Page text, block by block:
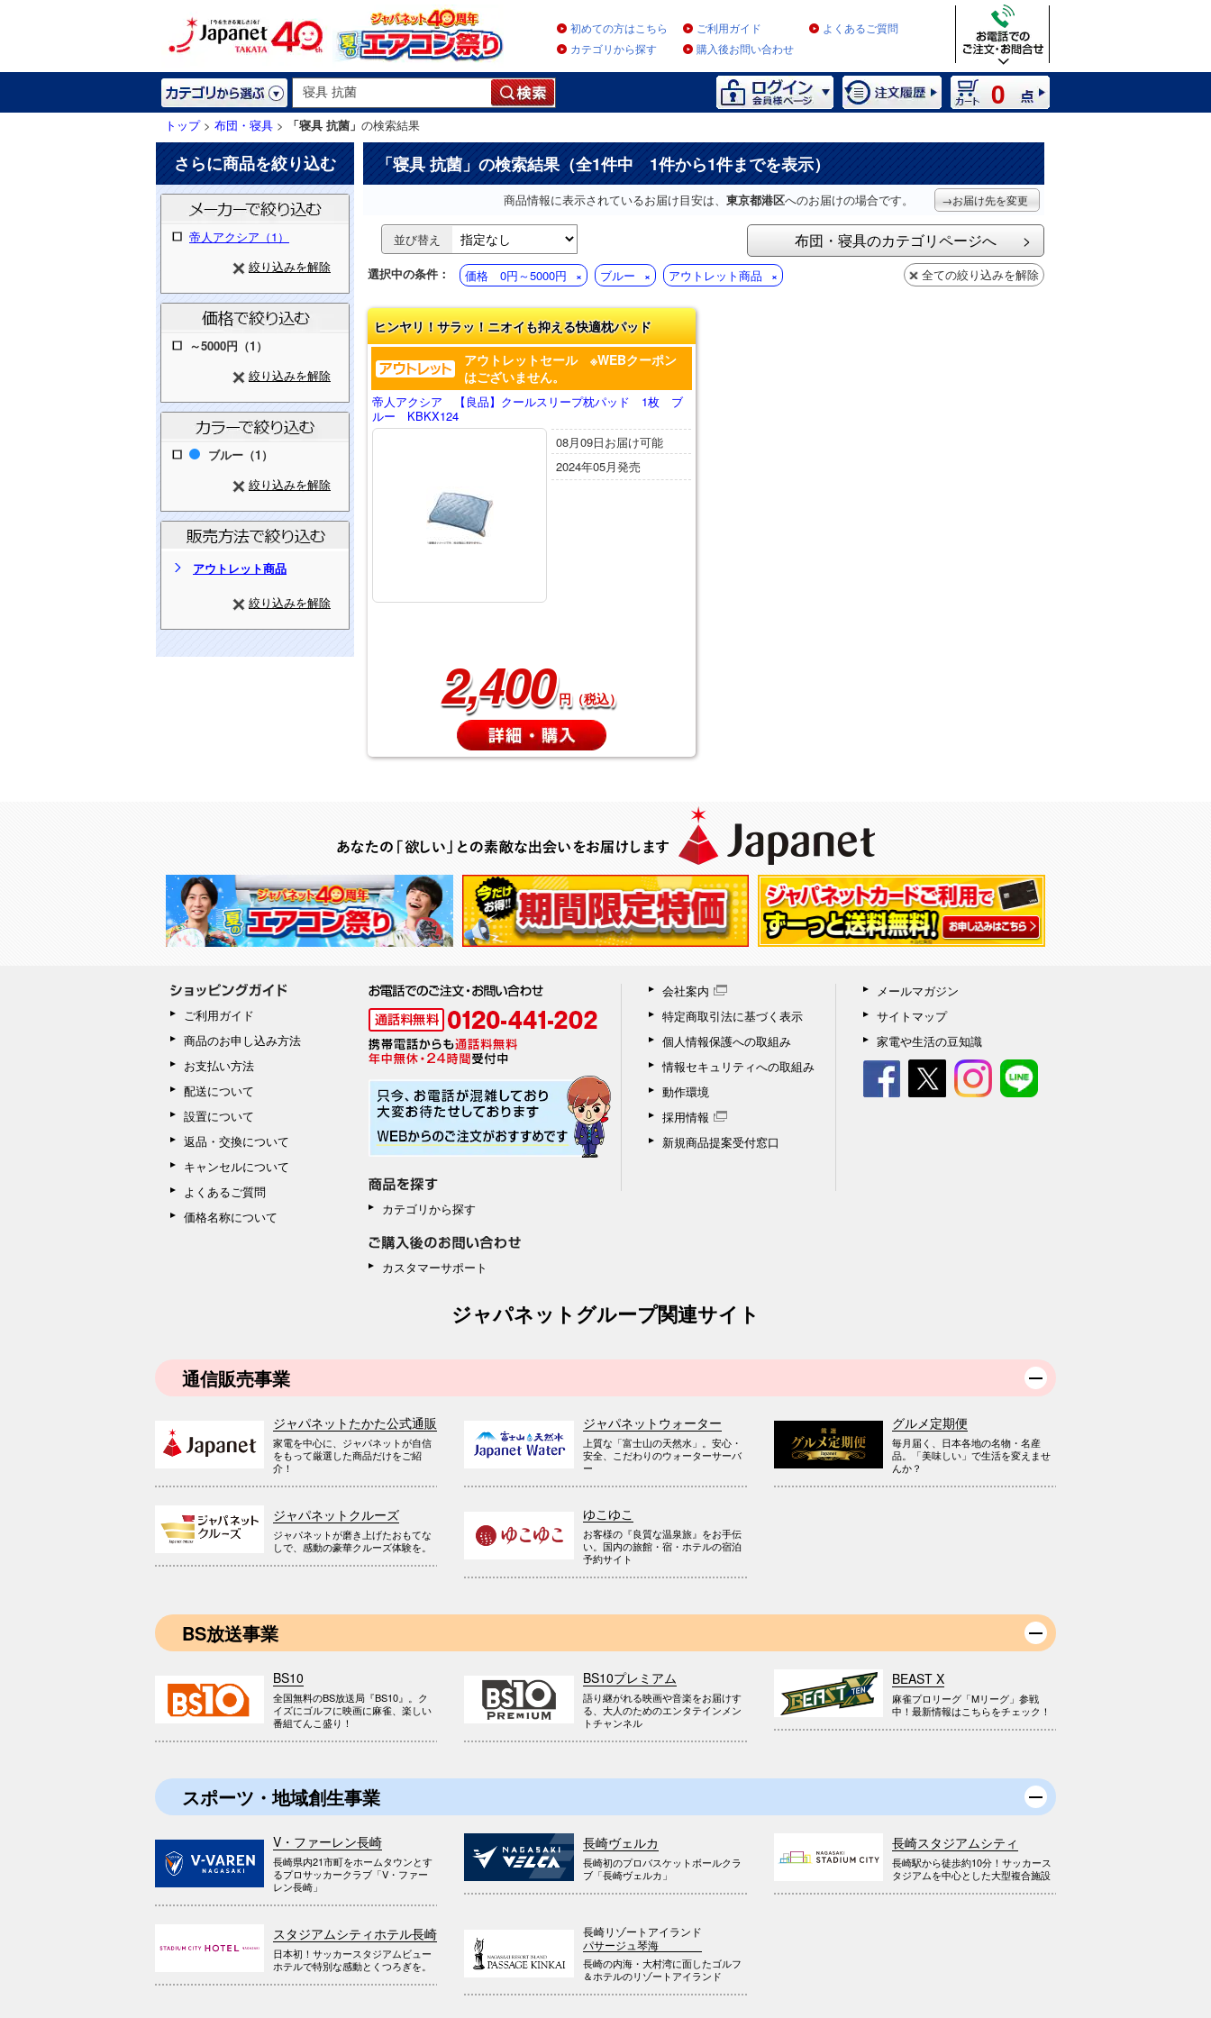
初めての方はこちら ご利用ガイド
よくあるご質問
カテゴリから探す
購入後お問い合わせ
0
トップ> 布団・寝具 > 「寝具 抗菌」 の検索結果
さらに商品を絞り込む
帝人アクシア（1）
絞り込みを解除
～5000円（1）
絞り込みを解除
ブルー（1）
絞り込みを解除
アウトレット商品
絞り込みを解除
「寝具 抗菌」の検索結果（全1件中 1件から1件までを表示）
商品情報に表示されているお届け目安は、 東京都港区へのお届けの場合です。 →お届け先を変更
並び替え 布団・寝具のカテゴリページへ
選択中の条件： 価格 0円～5000円 ブルー アウトレット商品 全ての絞り込みを解除
ヒンヤリ！サラッ！ニオイも抑える快適枕パッド
アウトレットセール ※WEBクーポン
はございません。
帝人アクシア 【良品】クールスリープ枕パッド 1枚 ブ
ルー KBKX124
08月09日お届け可能
2024年05月発売
2,400 円（税込）
ご利用ガイド
商品のお申し込み方法
お支払い方法
配送について
設置について
返品・交換について
キャンセルについて
よくあるご質問
価格名称について
カテゴリから探す
カスタマーサポート
会社案内
特定商取引法に基づく表示
個人情報保護への取組み
情報セキュリティへの取組み
動作環境
採用情報
新規商品提案受付窓口
メールマガジン
サイトマップ
家電や生活の豆知識
ジャパネットグループ関連サイト
通信販売事業
ジャパネットたかた公式通販
家電を中心に、ジャパネットが自信
をもって厳選した商品だけをご紹
介！
ジャパネットウォーター
上質な「富士山の天然水」。安心・
安全、こだわりのウォーターサーバ
ー
グルメ定期便
毎月届く、日本各地の名物・名産
品。「美味しい」で生活を変えませ
んか？
ジャパネットクルーズ
ジャパネットが磨き上げたおもてな
しで、感動の豪華クルーズ体験を。
ゆこゆこ
お客様の『良質な温泉旅』をお手伝
い。国内の旅館・宿・ホテルの宿泊
予約サイト
BS放送事業
BS10
全国無料のBS放送局『BS10』。ク
イズにゴルフに映画に麻雀、楽しい
番組てんこ盛り！
BS10プレミアム
語り継がれる映画や音楽をお届けす
る、大人のためのエンタテインメン
トチャンネル
BEAST X
麻雀プロリーグ「Mリーグ」参戦
中！最新情報はこちらをチェック！
スポーツ・地域創生事業
V・ファーレン長崎
長崎県内21市町をホームタウンとす
るプロサッカークラブ「V・ファー
レン長崎」
長崎ヴェルカ
長崎初のプロバスケットボールクラ
ブ「長崎ヴェルカ」
長崎スタジアムシティ
長崎駅から徒歩約10分！サッカース
タジアムを中心とした大型複合施設
スタジアムシティホテル長崎
日本初！サッカースタジアムビュー
ホテルで特別な感動とくつろぎを。
長崎リゾートアイランド
パサージュ琴海
長崎の内海・大村湾に面したゴルフ
＆ホテルのリゾートアイランド